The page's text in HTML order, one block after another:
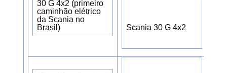
30 G 4x2 (primeiro
caminhão elétrico
da Scania no
Brasil)
Scania 30 G 4x2